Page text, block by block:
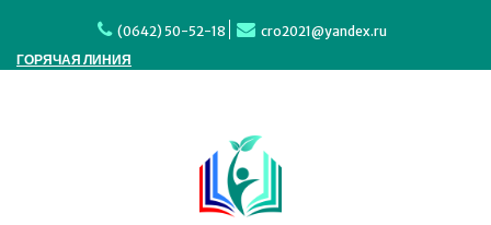
содержимому
(0642) 50-52-18
cro2021@yandex.ru
ГОРЯЧАЯ ЛИНИЯ